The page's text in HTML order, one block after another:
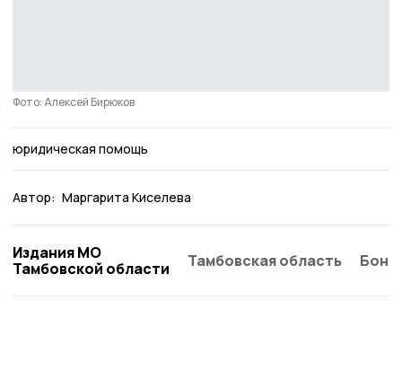
Фото: Алексей Бирюков
юридическая помощь
Автор: Маргарита Киселева
Издания МО
Тамбовской области
Тамбовская область